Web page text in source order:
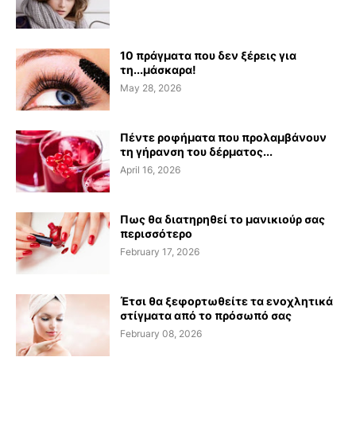
10 πράγματα που δεν ξέρεις για
τη...μάσκαρα!
May 28, 2026
Πέντε ροφήματα που προλαμβάνουν
τη γήρανση του δέρματος...
April 16, 2026
Πως θα διατηρηθεί το μανικιούρ σας
περισσότερο
February 17, 2026
Έτσι θα ξεφορτωθείτε τα ενοχλητικά
στίγματα από το πρόσωπό σας
February 08, 2026